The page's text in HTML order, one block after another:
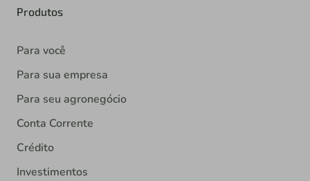
Produtos
Para você
Para sua empresa
Para seu agronegócio
Conta Corrente
Crédito
Investimentos